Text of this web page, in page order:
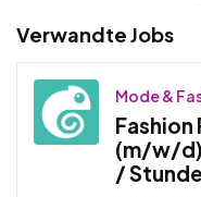
Verwandte Jobs
Mode &
(m/w/d)
/